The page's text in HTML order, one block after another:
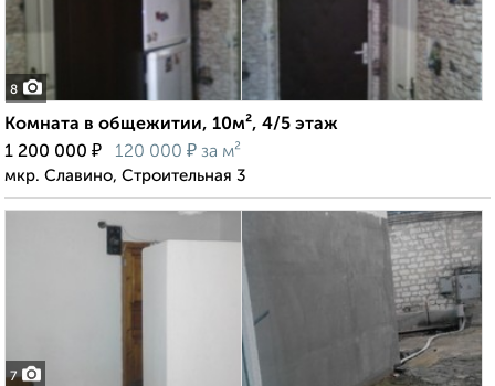
8
Комната в общежитии, 10м², 4/5 этаж
1 200 000 ₽ 120 000 ₽ за м²
мкр. Славино, Строительная 3
7